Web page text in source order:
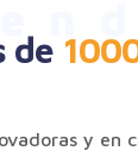
de
y en